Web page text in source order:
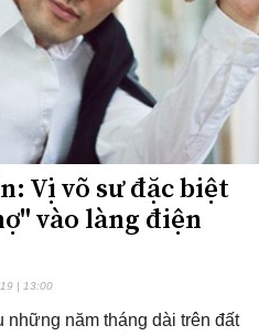
Vị võ sư đặc biệt
vào làng điện
| 13:00
những năm tháng dài trên đất